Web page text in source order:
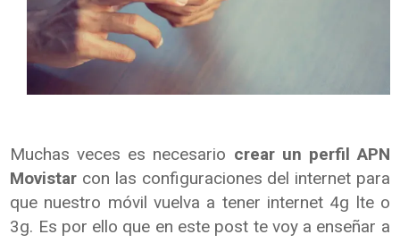
Muchas veces es necesario crear un perfil APN
Movistar con las configuraciones del internet para
que nuestro móvil vuelva a tener internet 4g lte o
3g. Es por ello que en este post te voy a enseñar a